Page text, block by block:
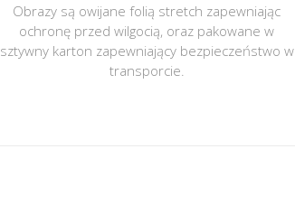
Obrazy są owijane folią stretch zapewniając
ochronę przed wilgocią, oraz pakowane w
sztywny karton zapewniający bezpieczeństwo w
transporcie.